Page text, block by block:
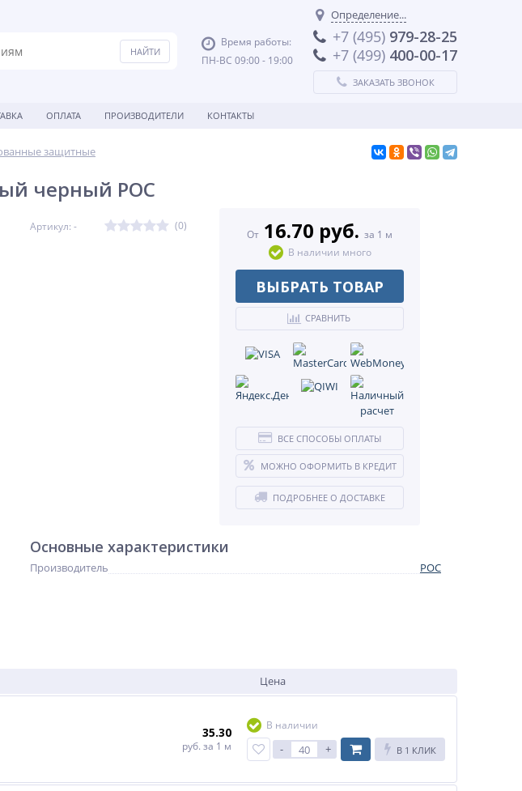
Время работы:
ПН-ВС 09:00 - 19:00
Определение...
+7 (495) 979-28-25
+7 (499) 400-00-17
ЗАКАЗАТЬ ЗВОНОК
ОПЛАТА ПРОИЗВОДИТЕЛИ КОНТАКТЫ
защитные
черный РОС
Артикул: - (0)
От 16.70 руб. за 1 м
В наличии много
ВЫБРАТЬ ТОВАР
СРАВНИТЬ
ВСЕ СПОСОБЫ ОПЛАТЫ
МОЖНО ОФОРМИТЬ В КРЕДИТ
ПОДРОБНЕЕ О ДОСТАВКЕ
Основные характеристики
Производитель РОС
Цена
35.30
руб. за 1 м
В наличии
- + В 1 КЛИК